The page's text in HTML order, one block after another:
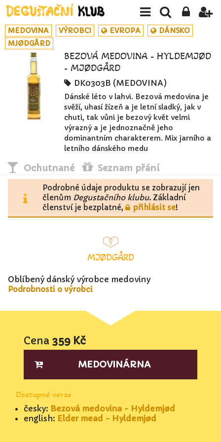
MEDOVINA VÝROBCI EVROPA
DÁNSKO
MJØDGÅRD
BEZOVÁ MEDOVINA - HYLDEMJØD
- MJØDGÅRD
DK0303B (MEDOVINA)
Dánské léto v lahvi. Bezová medovina je
svěží, uhasí žízeň a je letní sladký, jak v
chuti, tak vůni je bezový květ velmi
výrazný a je jednoznačně jeho
dominantním charakterem. Mix jarního a
letního dánského medu
Ochutnané Seznam přání
Podrobné údaje produktu se zobrazují jen
členům Degustačního klubu. Základní
členství je bezplatné,
přihlásit se!
MJØDGÅRD
Oblíbený dánský výrobce medoviny
Podrobnosti o výrobci
Cena 359 Kč
MEDOVINÁRNA
Dostupné verze
česky: Bezová medovina - Hyldemjød
english: Elder mead - Hyldemjød